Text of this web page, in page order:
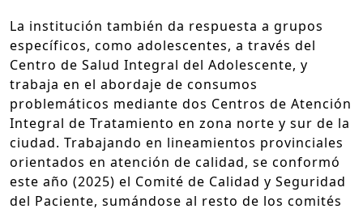
La institución también da respuesta a grupos
específicos, como adolescentes, a través del
Centro de Salud Integral del Adolescente, y
trabaja en el abordaje de consumos
problemáticos mediante dos Centros de Atención
Integral de Tratamiento en zona norte y sur de la
ciudad. Trabajando en lineamientos provinciales
orientados en atención de calidad, se conformó
este año (2025) el Comité de Calidad y Seguridad
del Paciente, sumándose al resto de los comités